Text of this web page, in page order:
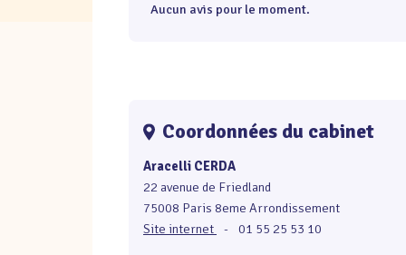
Aucun avis pour le moment.
Coordonnées du cabinet
Aracelli CERDA
22 avenue de Friedland
75008 Paris 8eme Arrondissement
Site internet
- 01 55 25 53 10